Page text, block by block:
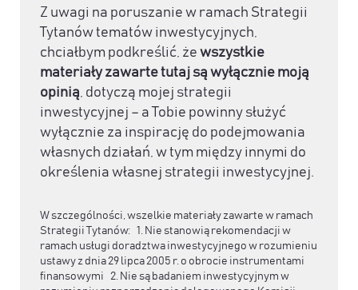
Z uwagi na poruszanie w ramach Strategii
Tytanów tematów inwestycyjnych,
chciałbym podkreślić, że wszystkie
materiały zawarte tutaj są wyłącznie moją
opinią, dotyczą mojej strategii
inwestycyjnej – a Tobie powinny służyć
wyłącznie za inspirację do podejmowania
własnych działań, w tym między innymi do
określenia własnej strategii inwestycyjnej.
W szczególności, wszelkie materiały zawarte w ramach
Strategii Tytanów: 1. Nie stanowią rekomendacji w
ramach usługi doradztwa inwestycyjnego w rozumieniu
ustawy z dnia 29 lipca 2005 r. o obrocie instrumentami
finansowymi 2. Nie są badaniem inwestycyjnym w